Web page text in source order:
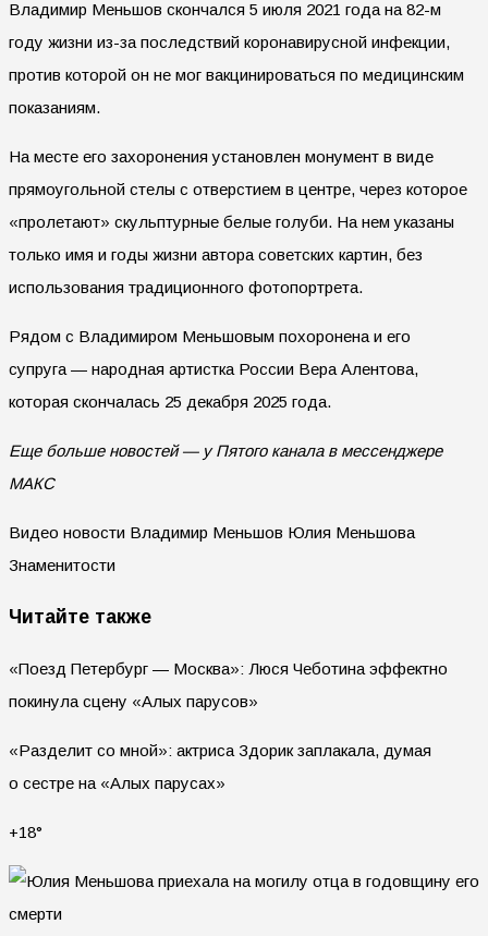
Владимир Меньшов скончался 5 июля 2021 года на 82-м
году жизни из-за последствий коронавирусной инфекции,
против которой он не мог вакцинироваться по медицинским
показаниям.
На месте его захоронения установлен монумент в виде
прямоугольной стелы с отверстием в центре, через которое
«пролетают» скульптурные белые голуби. На нем указаны
только имя и годы жизни автора советских картин, без
использования традиционного фотопортрета.
Рядом с Владимиром Меньшовым похоронена и его
супруга — народная артистка России Вера Алентова,
которая скончалась 25 декабря 2025 года.
Еще больше новостей — у Пятого канала в мессенджере
МАКС
Видео новости Владимир Меньшов Юлия Меньшова
Знаменитости
Читайте также
«Поезд Петербург — Москва»: Люся Чеботина эффектно
покинула сцену «Алых парусов»
«Разделит со мной»: актриса Здорик заплакала, думая
о сестре на «Алых парусах»
+18°